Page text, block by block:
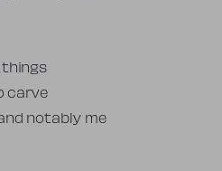
things
carve
notably me